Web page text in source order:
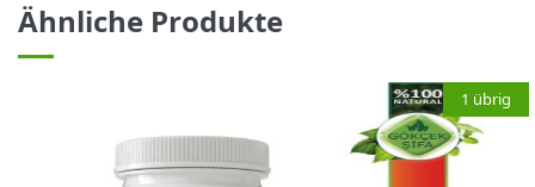
Ähnliche Produkte
1 übrig